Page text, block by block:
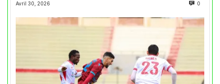
Avril 30, 2026 0